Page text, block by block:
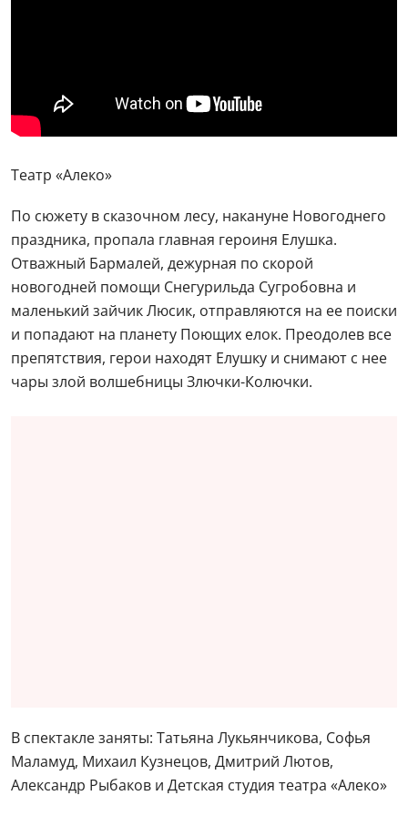
Театр «Алеко»
По сюжету в сказочном лесу, накануне Новогоднего
праздника, пропала главная героиня Елушка.
Отважный Бармалей, дежурная по скорой
новогодней помощи Снегурильда Сугробовна и
маленький зайчик Люсик, отправляются на ее поиски
и попадают на планету Поющих елок. Преодолев все
препятствия, герои находят Елушку и снимают с нее
чары злой волшебницы Злючки-Колючки.
В спектакле заняты: Татьяна Лукьянчикова, Софья
Маламуд, Михаил Кузнецов, Дмитрий Лютов,
Александр Рыбаков и Детская студия театра «Алеко»